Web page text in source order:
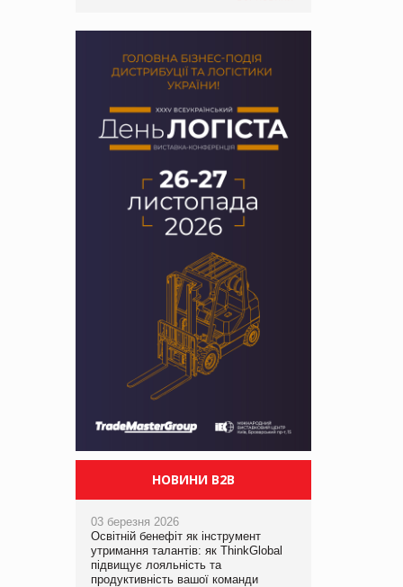
НОВИНИ B2B
03 березня 2026
Освітній бенефіт як інструмент
утримання талантів: як ThinkGlobal
підвищує лояльність та
продуктивність вашої команди